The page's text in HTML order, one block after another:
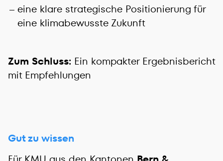
eine klare strategische Positionierung für
eine klimabewusste Zukunft
Zum Schluss: Ein kompakter Ergebnisbericht
mit Empfehlungen
Gut zu wissen